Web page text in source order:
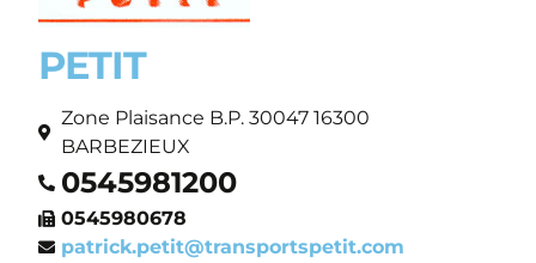
PETIT
Zone Plaisance B.P. 30047 16300
BARBEZIEUX
0545981200
0545980678
patrick.petit@transportspetit.com